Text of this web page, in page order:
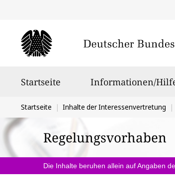
Startseite Informationen/
Sie
befinden
sich
hier:
Startseite Inhalte der Interessenvertretung
Regelungsvorhaben
Die Inhalte beruhen allein auf Angaben